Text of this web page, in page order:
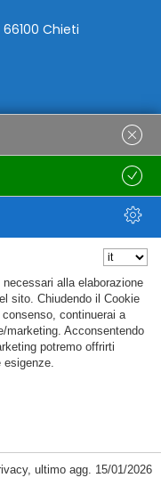
Chieti
alla elaborazione
sito. Chiudendo il Cookie
continuerai a
marketing. Acconsentendo
potremo offrirti
esigenze.
, ultimo agg. 15/01/2026